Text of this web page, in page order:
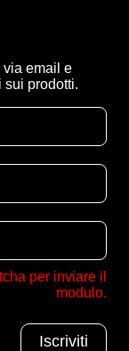
via email e
sui prodotti.
per inviare il
modulo.